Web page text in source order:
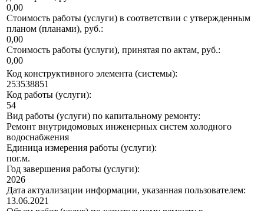
0,00
Стоимость работы (услуги) в соответствии с утвержденным
планом (планами), руб.:
0,00
Стоимость работы (услуги), принятая по актам, руб.:
0,00
Код конструктивного элемента (системы):
253538851
Код работы (услуги):
54
Вид работы (услуги) по капитальному ремонту:
Ремонт внутридомовых инженерных систем холодного
водоснабжения
Единица измерения работы (услуги):
пог.м.
Год завершения работы (услуги):
2026
Дата актуализации информации, указанная пользователем:
13.06.2021